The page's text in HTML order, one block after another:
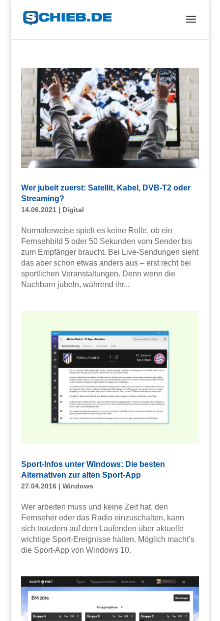
Wer jubelt zuerst: Satellit, Kabel, DVB-T2 oder
Streaming?
14.06.2021| Digital
Normalerweise spielt es keine Rolle, ob ein
Fernsehbild 5 oder 50 Sekunden vom Sender bis
zum Empfänger braucht. Bei Live-Sendungen sieht
das aber schon etwas anders aus – erst recht bei
sportlichen Veranstaltungen. Denn wenn die
Nachbarn jubeln, während ihr...
Sport-Infos unter Windows: Die besten
Alternativen zur alten Sport-App
27.04.2016| Windows
Wer arbeiten muss und keine Zeit hat, den
Fernseher oder das Radio einzuschalten, kann
sich trotzdem auf dem Laufenden über aktuelle
wichtige Sport-Ereignisse halten. Möglich macht’s
die Sport-App von Windows 10.